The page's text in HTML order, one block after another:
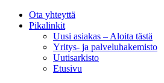
Ota yhteyttä
Pikalinkit
Uusi asiakas – Aloita tästä
Yritys- ja palveluhakemisto
Uutisarkisto
Etusivu